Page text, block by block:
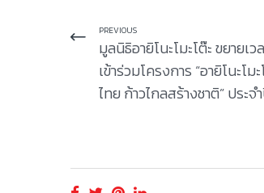
PREVIOUS
มูลนิธิอายิโนะโมะโต๊ะ ขยายเ
เข้าร่วมโครงการ “อายิโนะโ
ไทย ก้าวไกลสร้างชาติ” ประจ